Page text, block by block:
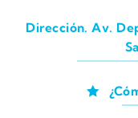
Dirección. Av.